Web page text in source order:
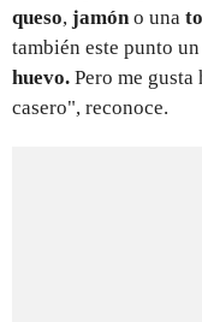
queso, jamóno una
también este punto
huevo. Pero me
casero", reconoce.